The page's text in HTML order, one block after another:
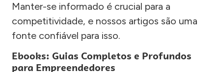
Manter-se informado é crucial para a
competitividade, e nossos artigos são uma
fonte confiável para isso.
Ebooks: Guias Completos e Profundos
para Empreendedores